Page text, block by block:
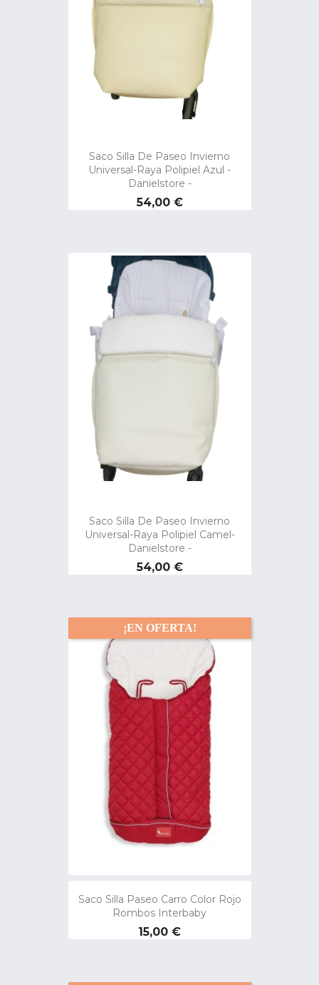
Saco Silla De Paseo Invierno
Universal-Raya Polipiel Azul -
Danielstore -
Precio
54,00 €
Saco Silla De Paseo Invierno
Universal-Raya Polipiel Camel-
Danielstore -
Precio
54,00 €
Saco Silla Paseo Carro Color Rojo
Rombos Interbaby
Precio
15,00 €
¡EN OFERTA!